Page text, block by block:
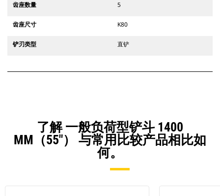
齿座数量 5
齿座尺寸 K80
铲刃类型 直铲
了解 一般负荷型铲斗 1400
MM（55"） 与常用比较产品相比如
何。